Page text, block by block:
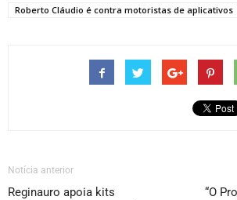
Roberto Cláudio é contra motoristas de aplicativos
Notícia anterior
Reginauro apoia kits
“O